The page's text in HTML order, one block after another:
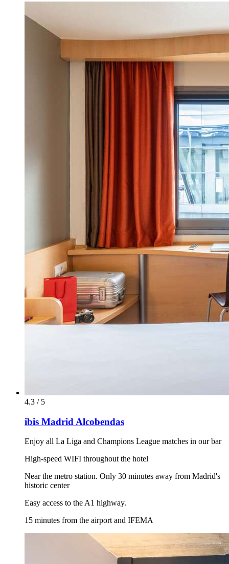
4.3 / 5
ibis Madrid Alcobendas
Enjoy all La Liga and Champions League matches in our bar
High-speed WIFI throughout the hotel
Near the metro station. Only 30 minutes away from Madrid's
historic center
Easy access to the A1 highway.
15 minutes from the airport and IFEMA